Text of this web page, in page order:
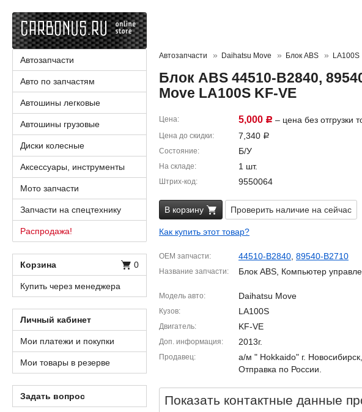
Автозапчасти Daihatsu Move Блок ABS LA100S
Блок ABS 44510-B2840,
Move LA100S KF-VE
Цена 5,000 Р – цена без отгрузки
Цена до скидки 7,340 Р
Состояние Б/У
На складе 1 шт.
Штрих-код 9550064
В корзину Проверить наличие на сейчас
Как купить этот товар?
OEM запчасти 44510-B2840 89540-B2710
Название запчасти Блок ABS, Компьютер
Модель авто Daihatsu Move
Кузов LA100S
Двигатель KF-VE
Доп. информация 2013г.
Продавец
а/м " Hokkaido" г.
Отправка по России.
Показать контактные данные
Автозапчасти
Авто по запчастям
Автошины легковые
Автошины грузовые
Диски колесные
Аксессуары, инструменты
Мото запчасти
Запчасти на спецтехнику
Распродажа!
Корзина 0
Купить через менеджера
Личный кабинет
Мои платежи и покупки
Мои товары в резерве
Задать вопрос